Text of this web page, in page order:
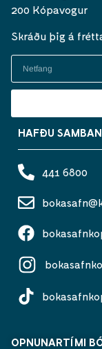
200 Kópavogur
Skráðu þig á
HAFÐU
441 6800
OPNUNARTÍMI